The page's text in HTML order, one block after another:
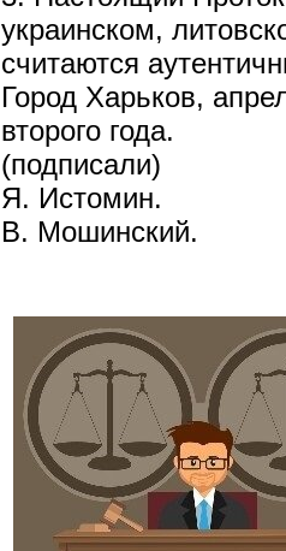
украинском,
считаются
Город Харьков,
второго года.
(подписали)
Я. Истомин.
В. Мошинский.